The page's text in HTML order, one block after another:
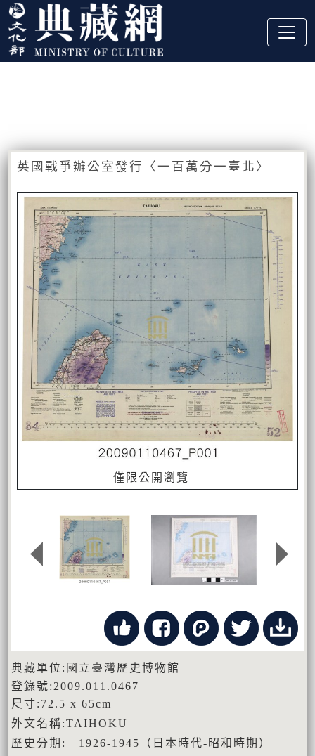
跳到主要內容
:::
英國戰爭辦公室發行〈一百萬分一臺北〉
僅限公開瀏覽
典藏單位:國立臺灣歷史博物館
登錄號:2009.011.0467
尺寸:72.5 x 65cm
外文名稱:TAIHOKU
歷史分期: 1926-1945（日本時代-昭和時期）